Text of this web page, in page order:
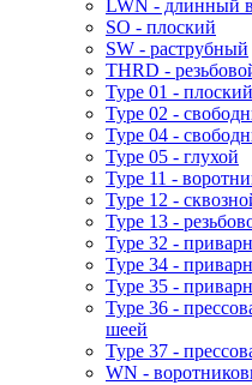
LWN - длинный
SO - плоский
SW - раструбный
THRD -
Type 01 - плоский
Type 02 -
Type 04 -
Type 05 - глухой
Type 11 -
Type 12 -
Type 13 -
Type 32 -
Type 34 -
Type 35 -
Type 36 -
шеей
Type 37 -
WN -